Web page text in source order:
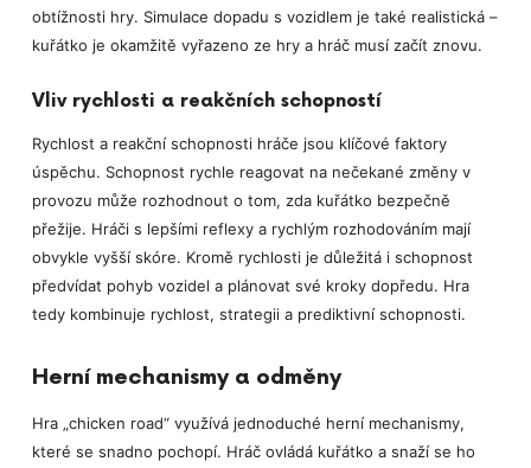
obtížnosti hry. Simulace dopadu s vozidlem je také realistická –
kuřátko je okamžitě vyřazeno ze hry a hráč musí začít znovu.
Vliv rychlosti a reakčních schopností
Rychlost a reakční schopnosti hráče jsou klíčové faktory
úspěchu. Schopnost rychle reagovat na nečekané změny v
provozu může rozhodnout o tom, zda kuřátko bezpečně
přežije. Hráči s lepšími reflexy a rychlým rozhodováním mají
obvykle vyšší skóre. Kromě rychlosti je důležitá i schopnost
předvídat pohyb vozidel a plánovat své kroky dopředu. Hra
tedy kombinuje rychlost, strategii a prediktivní schopnosti.
Herní mechanismy a odměny
Hra „chicken road“ využívá jednoduché herní mechanismy,
které se snadno pochopí. Hráč ovládá kuřátko a snaží se ho